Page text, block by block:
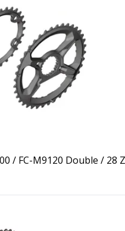
/ FC-M9120 Double / 28